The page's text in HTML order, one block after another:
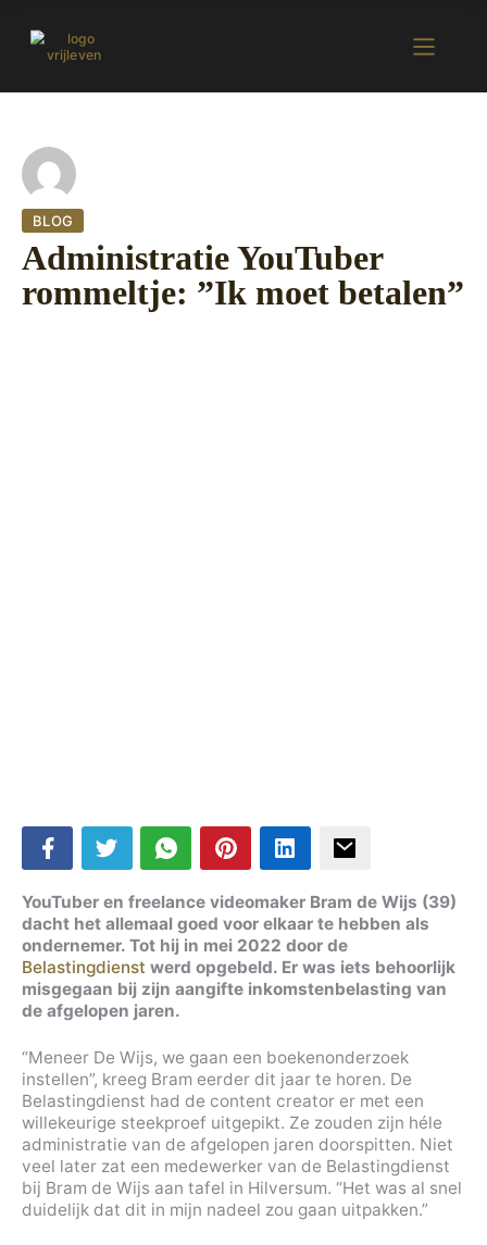
BLOG
Administratie YouTuber
rommeltje: ”Ik moet betalen”
YouTuber en freelance videomaker Bram de Wijs (39)
dacht het allemaal goed voor elkaar te hebben als
ondernemer. Tot hij in mei 2022 door de
Belastingdienst werd opgebeld. Er was iets behoorlijk
misgegaan bij zijn aangifte inkomstenbelasting van
de afgelopen jaren.
“Meneer De Wijs, we gaan een boekenonderzoek
instellen”, kreeg Bram eerder dit jaar te horen. De
Belastingdienst had de content creator er met een
willekeurige steekproef uitgepikt. Ze zouden zijn héle
administratie van de afgelopen jaren doorspitten. Niet
veel later zat een medewerker van de Belastingdienst
bij Bram de Wijs aan tafel in Hilversum. “Het was al snel
duidelijk dat dit in mijn nadeel zou gaan uitpakken.”